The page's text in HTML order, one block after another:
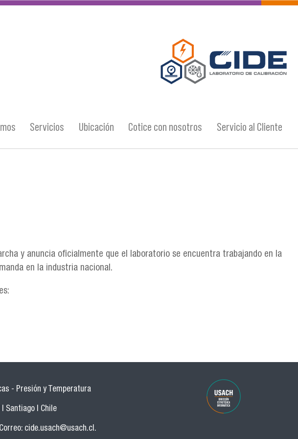
Servicios Ubicación Cotice con nosotros Servicio al Cliente
y anuncia oficialmente que el laboratorio se encuentra trabajando en la
en la industria nacional.
- Presión y Temperatura
Santiago | Chile
cide.usach@usach.cl.